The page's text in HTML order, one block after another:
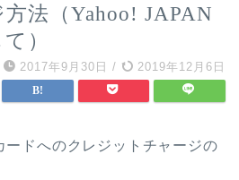
法（Yahoo! JAPAN
）
2017年9月30日 / 2019年12月6日
ドへのクレジットチャージの